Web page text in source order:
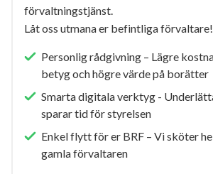
förvaltningstjänst.
Låt oss utmana er befintliga förvaltare!
Personlig rådgivning – Lägre
betyg och högre värde på borätter
Smarta digitala verktyg -
sparar tid för styrelsen
Enkel flytt för er BRF – Vi sköter
gamla förvaltaren